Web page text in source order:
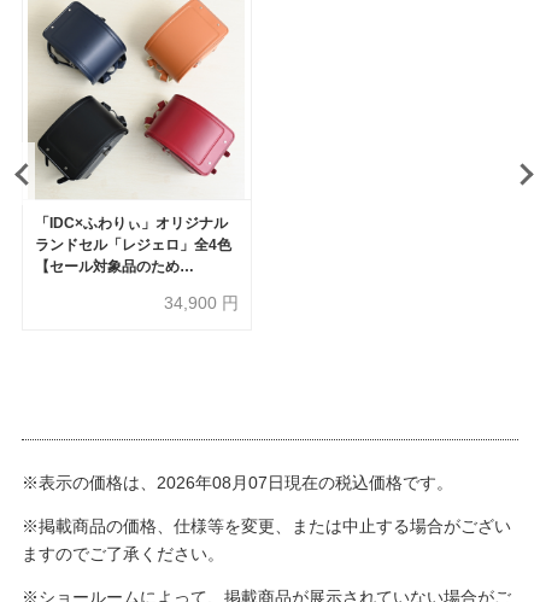
「IDC×ふわりぃ」オリジナル
ランドセル「レジェロ」全4色
【セール対象品のため
34,900 円
※表示の価格は、2026年08月07日現在の税込価格です。
※掲載商品の価格、仕様等を変更、または中止する場合がござい
ますのでご了承ください。
※ショールームによって、掲載商品が展示されていない場合がご